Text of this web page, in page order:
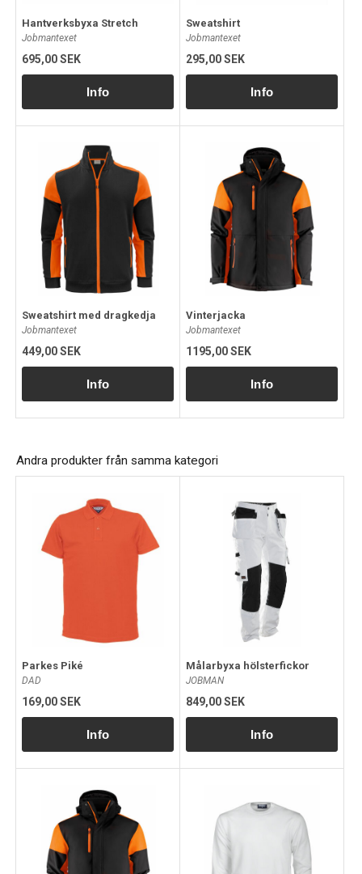
Hantverksbyxa Stretch
Jobmantexet
695,00 SEK
Sweatshirt
Jobmantexet
295,00 SEK
Sweatshirt med dragkedja
Jobmantexet
449,00 SEK
Vinterjacka
Jobmantexet
1195,00 SEK
Andra produkter från samma kategori
Parkes Piké
DAD
169,00 SEK
Målarbyxa hölsterfickor
JOBMAN
849,00 SEK